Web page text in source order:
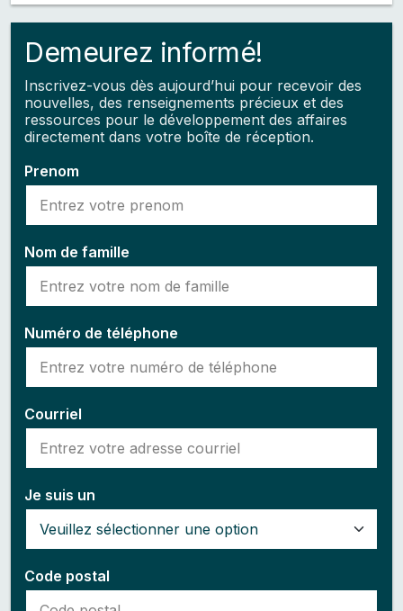
Demeurez informé!
Inscrivez-vous dès aujourd’hui pour recevoir des
nouvelles, des renseignements précieux et des
ressources pour le développement des affaires
directement dans votre boîte de réception.
Prenom
Nom de famille
Numéro de téléphone
Courriel
Je suis un
Code postal